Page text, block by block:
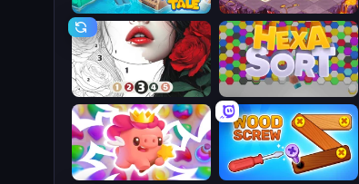
Mergest Kingdom
Mansion Tale: Merge Secrets
Hexa Sort
Numicolor
Wood Screw: Bolts Puzzle
Match Arena